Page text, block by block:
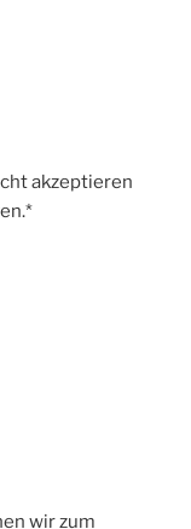
akzeptieren
wir zum